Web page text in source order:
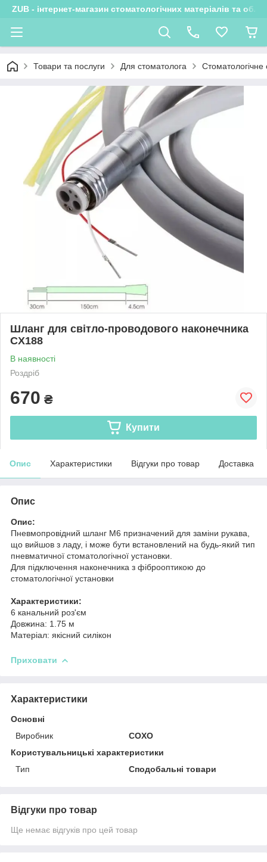
ZUB - інтернет-магазин стоматологічних матеріалів та
Товари та послуги Для стоматолога
Шланг для світло-проводового наконечника
CX188
В наявності
Роздріб
670 ₴
Купити
Опис Характеристики Відгуки про товар Доставка
Опис
Опис:
Пневмопровідний шланг М6 призначений для заміни рукава,
що вийшов з ладу, і може бути встановлений на будь-який тип
пневматичної стоматологічної установки.
Для підключення наконечника з фіброоптикою до
стоматологічної установки
Характеристики:
6 канальний роз'єм
Довжина: 1.75 м
Матеріал: якісний силікон
Приховати
Характеристики
Основні
Виробник
COXO
Користувальницькі характеристики
Тип
Сподобальні товари
Відгуки про товар
Ще немає відгуків про цей товар